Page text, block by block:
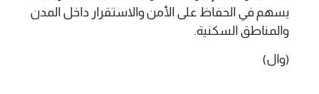
يسهم في الحفاظ على الأمن والاستقرار داخل المدن
والمناطق السكنية.
(وال)